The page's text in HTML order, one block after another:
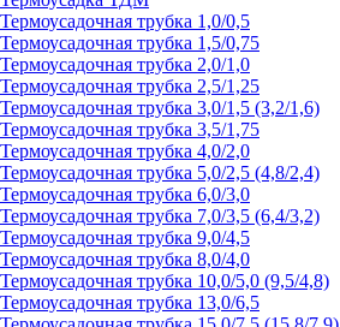
Термоусадочная трубка 1,0/0,5
Термоусадочная трубка 1,5/0,75
Термоусадочная трубка 2,0/1,0
Термоусадочная трубка 2,5/1,25
Термоусадочная трубка 3,0/1,5 (3,2/1,6)
Термоусадочная трубка 3,5/1,75
Термоусадочная трубка 4,0/2,0
Термоусадочная трубка 5,0/2,5 (4,8/2,4)
Термоусадочная трубка 6,0/3,0
Термоусадочная трубка 7,0/3,5 (6,4/3,2)
Термоусадочная трубка 9,0/4,5
Термоусадочная трубка 8,0/4,0
Термоусадочная трубка 10,0/5,0 (9,5/4,8)
Термоусадочная трубка 13,0/6,5